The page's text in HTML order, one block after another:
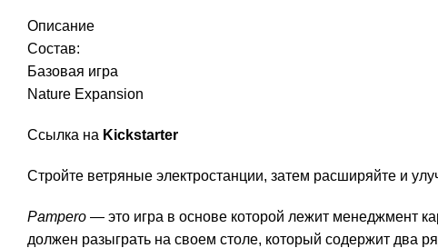
Описание
Состав:
Базовая игра
Nature Expansion
Ссылка на Kickstarter
Стройте ветряные электростанции, затем расширяйте и
Pampero — это игра в основе которой лежит менеджмент
должен разыграть на своем столе, который содержит два